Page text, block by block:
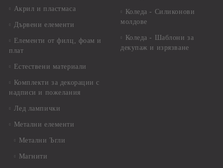
Акрил и пластмаса
Дървени елементи
Елементи от филц, фоам и
плат
Естествени материали
Комплекти за декорации с
надписи и пожелания
Лед лампички
Метални елементи
Метални Ъгли
Магнити
Коледа - Силиконови
молдове
Коледа - Шаблони за
декупаж и изрязване